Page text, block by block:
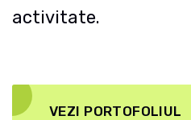
activitate.
VEZI PORTOFOLIUL